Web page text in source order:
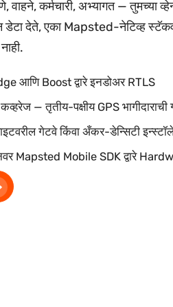
कर्मचारी, अभ्यागत — तुमच्या
देते, एका Mapsted-नेटिव्ह
आणि Boost द्वारे इनडोअर RTLS
— तृतीय-पक्षीय GPS भागीदाराची
गेटवे किंवा अँकर-डेन्सिटी
Mapsted Mobile SDK द्वारे